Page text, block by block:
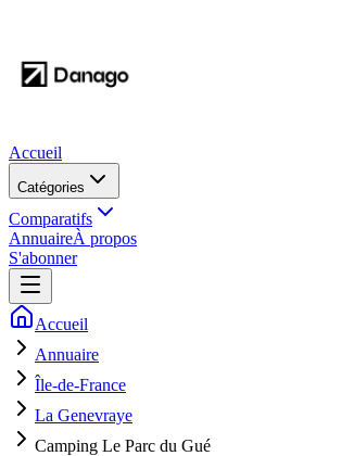
Accueil
Catégories
Comparatifs
AnnuaireÀ propos
S'abonner
Accueil
Annuaire
Île-de-France
La Genevraye
Camping Le Parc du Gué